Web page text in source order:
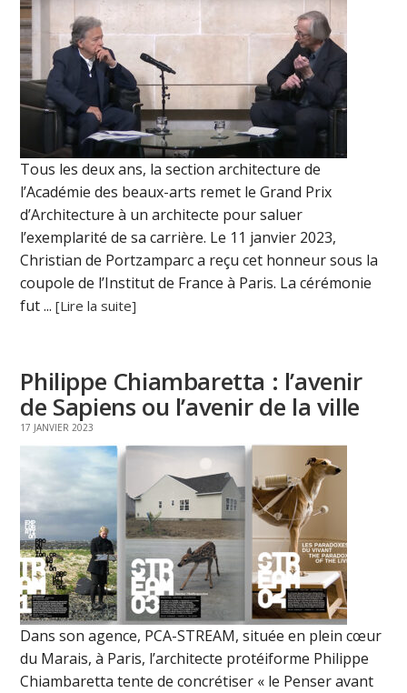
Tous les deux ans, la section architecture de
l’Académie des beaux-arts remet le Grand Prix
d’Architecture à un architecte pour saluer
l’exemplarité de sa carrière. Le 11 janvier 2023,
Christian de Portzamparc a reçu cet honneur sous la
coupole de l’Institut de France à Paris. La cérémonie
fut ...[Lire la suite]
Philippe Chiambaretta : l’avenir
de Sapiens ou l’avenir de la ville
17 JANVIER 2023
Dans son agence, PCA-STREAM, située en plein cœur
du Marais, à Paris, l’architecte protéiforme Philippe
Chiambaretta tente de concrétiser « le Penser avant